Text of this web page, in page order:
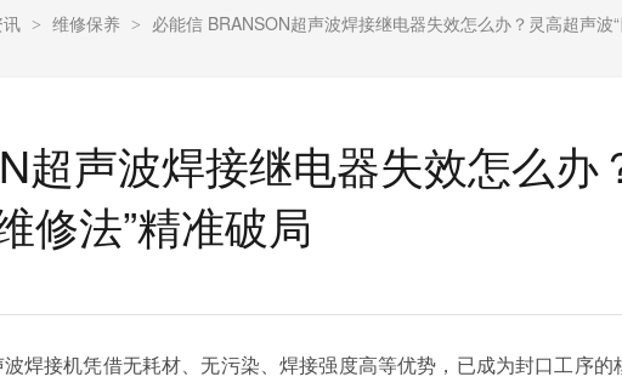
> 维修保养 > 必能信 BRANSON超声波焊接继电器失效怎么办？灵高超声波
超声波焊接继电器失效怎么办
修法”精准破局
焊接机凭借无耗材、无污染、焊接强度高等优势，已成为封口工序的